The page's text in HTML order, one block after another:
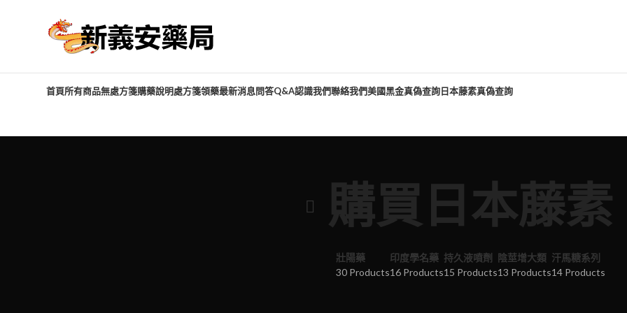
首頁所有商品無處方箋購藥說明處方箋領藥最新消息問答Q&A認識我們聯絡我們美國黑金真偽查詢日本藤素真偽查詢
購買日本藤素
壯陽藥
30 Products
印度學名藥
16 Products
持久液噴劑
15 Products
陰莖增大類
13 Products
汗馬糖系列
14 Products